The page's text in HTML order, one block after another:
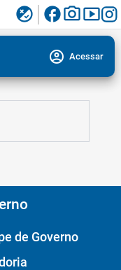
flaky facebookphoto_camerasmart_display
account_circle Acessar
de Governo